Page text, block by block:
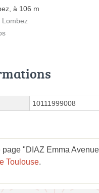
à 106 m
Lombez
10111999008
page "DIAZ Emma
Toulouse.